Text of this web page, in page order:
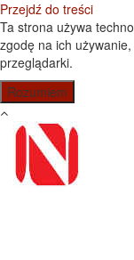
Przejdź do treści
Ta strona używa
zgodę na ich
przeglądarki.